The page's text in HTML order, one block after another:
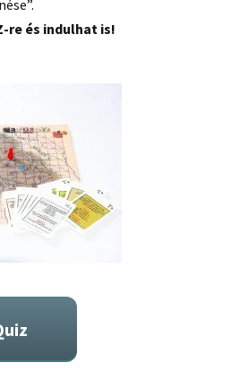
re és indulhat is!